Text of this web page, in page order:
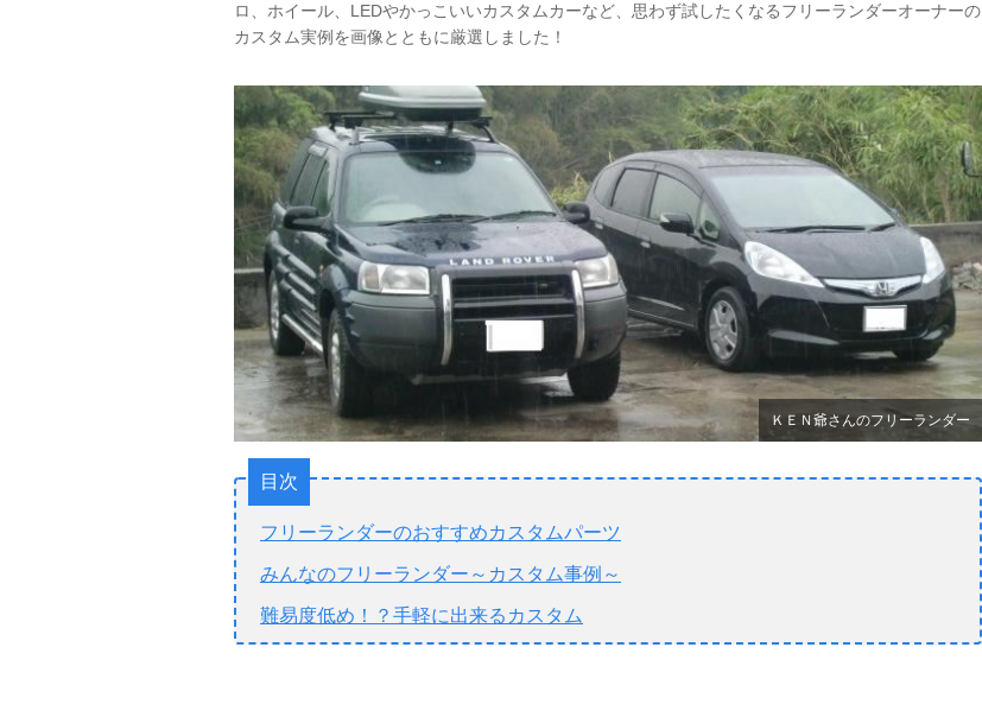
ロ、ホイール、LEDやかっこいいカスタムカーなど、思わず試したくなるフリーランダーオーナーの
カスタム実例を画像とともに厳選しました！
ＫＥＮ爺さんのフリーランダー
目次
フリーランダーのおすすめカスタムパーツ
みんなのフリーランダー～カスタム事例～
難易度低め！？手軽に出来るカスタム